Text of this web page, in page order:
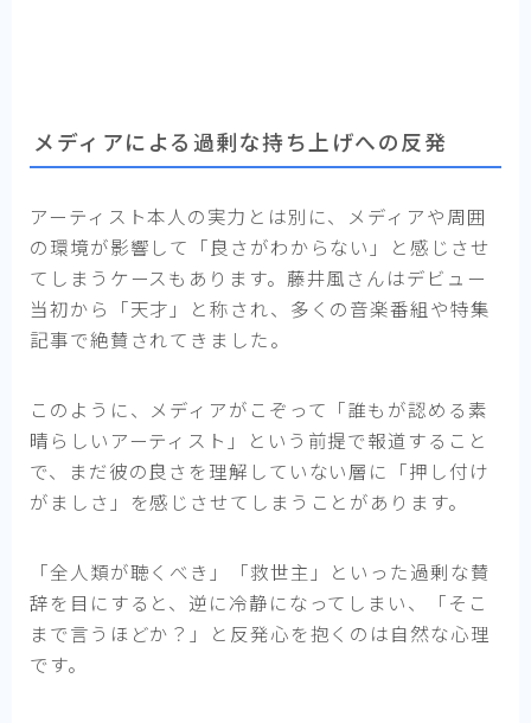
メディアによる過剰な持ち上げへの反発
アーティスト本人の実力とは別に、メディアや周囲
の環境が影響して「良さがわからない」と感じさせ
てしまうケースもあります。藤井風さんはデビュー
当初から「天才」と称され、多くの音楽番組や特集
記事で絶賛されてきました。
このように、メディアがこぞって「誰もが認める素
晴らしいアーティスト」という前提で報道すること
で、まだ彼の良さを理解していない層に「押し付け
がましさ」を感じさせてしまうことがあります。
「全人類が聴くべき」「救世主」といった過剰な賛
辞を目にすると、逆に冷静になってしまい、「そこ
まで言うほどか？」と反発心を抱くのは自然な心理
です。